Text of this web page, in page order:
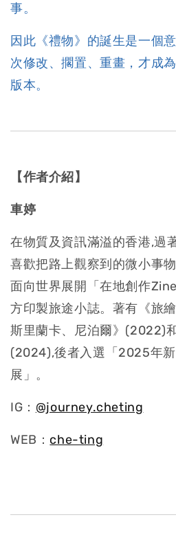
事。
因此《禮物》的誕生是一個
次修改、擱置、重畫，才成
版本。
【作者介紹】
車婷
在物質及資訊滿溢的香港,過
喜歡把路上觀察到的微小事
面向世界展開「在地創作
方印製旅途小誌。著有《旅
斯里蘭卡、尼泊爾》(2022)
(2024),後者入選「2025年
展」。
IG： @journey.cheting
WEB： che-ting